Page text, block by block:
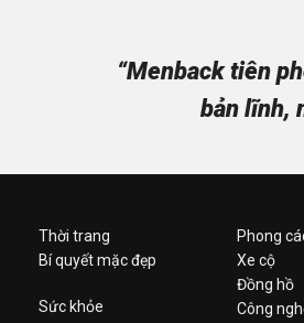
“Menback tiên
bản lĩnh,
Thời trang
Bí quyết mặc đẹp
Sức khỏe
Phong
Xe cộ
Đồng hồ
Công